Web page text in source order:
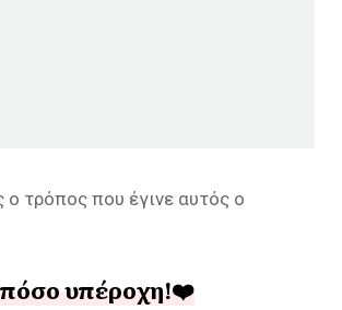
ο τρόπος που έγινε αυτός ο
πόσο υπέροχη!❤️